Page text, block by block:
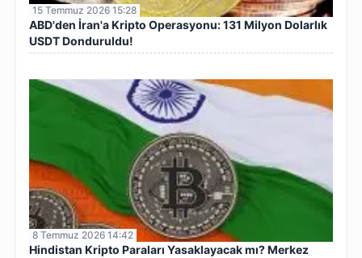
15 Temmuz 2026 15:28
ABD'den İran'a Kripto Operasyonu: 131 Milyon Dolarlık
USDT Donduruldu!
8 Temmuz 2026 14:42
Hindistan Kripto Paraları Yasaklayacak mı? Merkez